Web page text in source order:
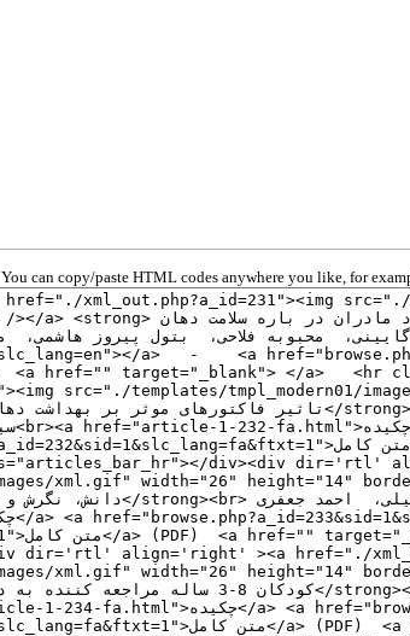
You can copy/paste HTML codes anywhere you like, for